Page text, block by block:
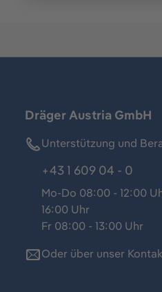
Dräger Austria GmbH
Unterstützung und
+43 1 609 04 - 0
Mo-Do 08:00 - 12:00
16:00 Uhr
Fr 08:00 - 13:00 Uhr
Oder über unser